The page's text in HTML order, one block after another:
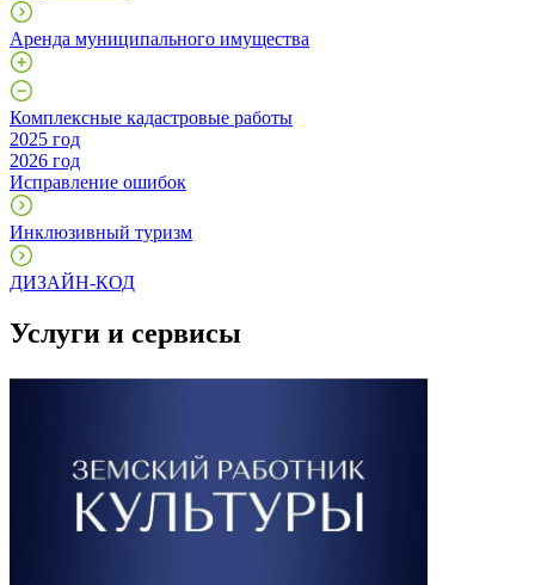
Аренда муниципального имущества
Комплексные кадастровые работы
2025 год
2026 год
Исправление ошибок
Инклюзивный туризм
ДИЗАЙН-КОД
Услуги и сервисы